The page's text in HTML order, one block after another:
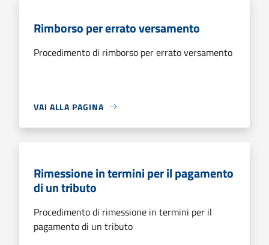
Rimborso per errato versamento
Procedimento di rimborso per errato versamento
VAI ALLA PAGINA
Rimessione in termini per il pagamento
di un tributo
Procedimento di rimessione in termini per il
pagamento di un tributo